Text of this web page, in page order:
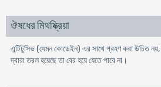
ঔষধের মিথষ্ক্রিয়া
এন্টিটুসিভ (যেমন কোডেইন) এর সাথে গ্রহণ করা উচিত নয়,
দ্বারা তরল হয়েছে তা বের হয়ে যেতে পারে না।